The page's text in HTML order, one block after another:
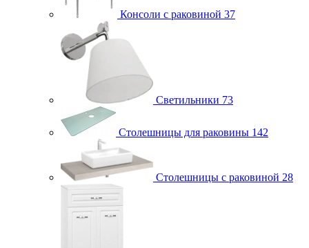
Консоли с раковиной 37
Светильники 73
Столешницы для раковины 142
Столешницы с раковиной 28